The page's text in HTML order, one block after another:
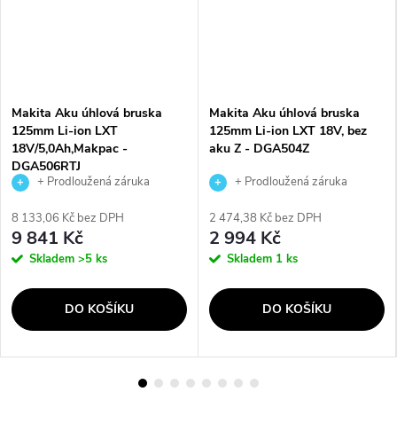
Makita Aku úhlová bruska
125mm Li-ion LXT
18V/5,0Ah,Makpac -
DGA506RTJ
+ Prodloužená záruka
8 133,06 Kč bez DPH
9 841 Kč
Skladem >5 ks
DO KOŠÍKU
Makita Aku úhlová bruska
125mm Li-ion LXT 18V, bez
aku Z - DGA504Z
+ Prodloužená záruka
2 474,38 Kč bez DPH
2 994 Kč
Skladem 1 ks
DO KOŠÍKU